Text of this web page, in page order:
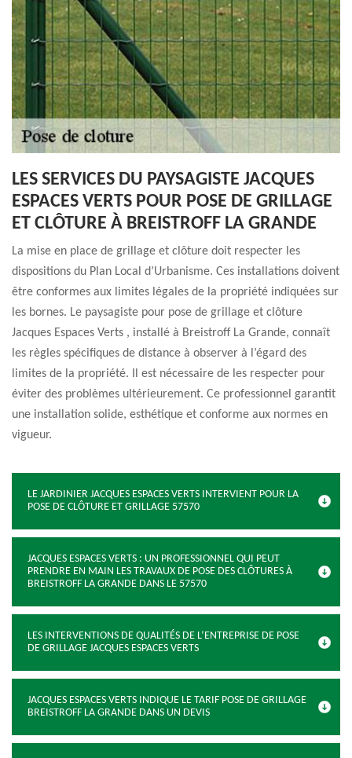
LES SERVICES DU PAYSAGISTE JACQUES
ESPACES VERTS POUR POSE DE GRILLAGE
ET CLÔTURE À BREISTROFF LA GRANDE
La mise en place de grillage et clôture doit respecter les
dispositions du Plan Local d’Urbanisme. Ces installations doivent
être conformes aux limites légales de la propriété indiquées sur
les bornes. Le paysagiste pour pose de grillage et clôture
Jacques Espaces Verts , installé à Breistroff La Grande, connaît
les règles spécifiques de distance à observer à l’égard des
limites de la propriété. Il est nécessaire de les respecter pour
éviter des problèmes ultérieurement. Ce professionnel garantit
une installation solide, esthétique et conforme aux normes en
vigueur.
LE JARDINIER JACQUES ESPACES VERTS INTERVIENT POUR LA
POSE DE CLÔTURE ET GRILLAGE 57570
JACQUES ESPACES VERTS : UN PROFESSIONNEL QUI PEUT
PRENDRE EN MAIN LES TRAVAUX DE POSE DES CLÔTURES À
BREISTROFF LA GRANDE DANS LE 57570
LES INTERVENTIONS DE QUALITÉS DE L’ENTREPRISE DE POSE
DE GRILLAGE JACQUES ESPACES VERTS
JACQUES ESPACES VERTS INDIQUE LE TARIF POSE DE GRILLAGE
BREISTROFF LA GRANDE DANS UN DEVIS